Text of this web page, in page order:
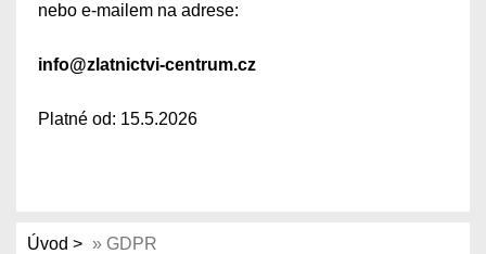
nebo e-mailem na adrese:
info@zlatnictvi-centrum.cz
Platné od: 15.5.2026
Úvod » GDPR